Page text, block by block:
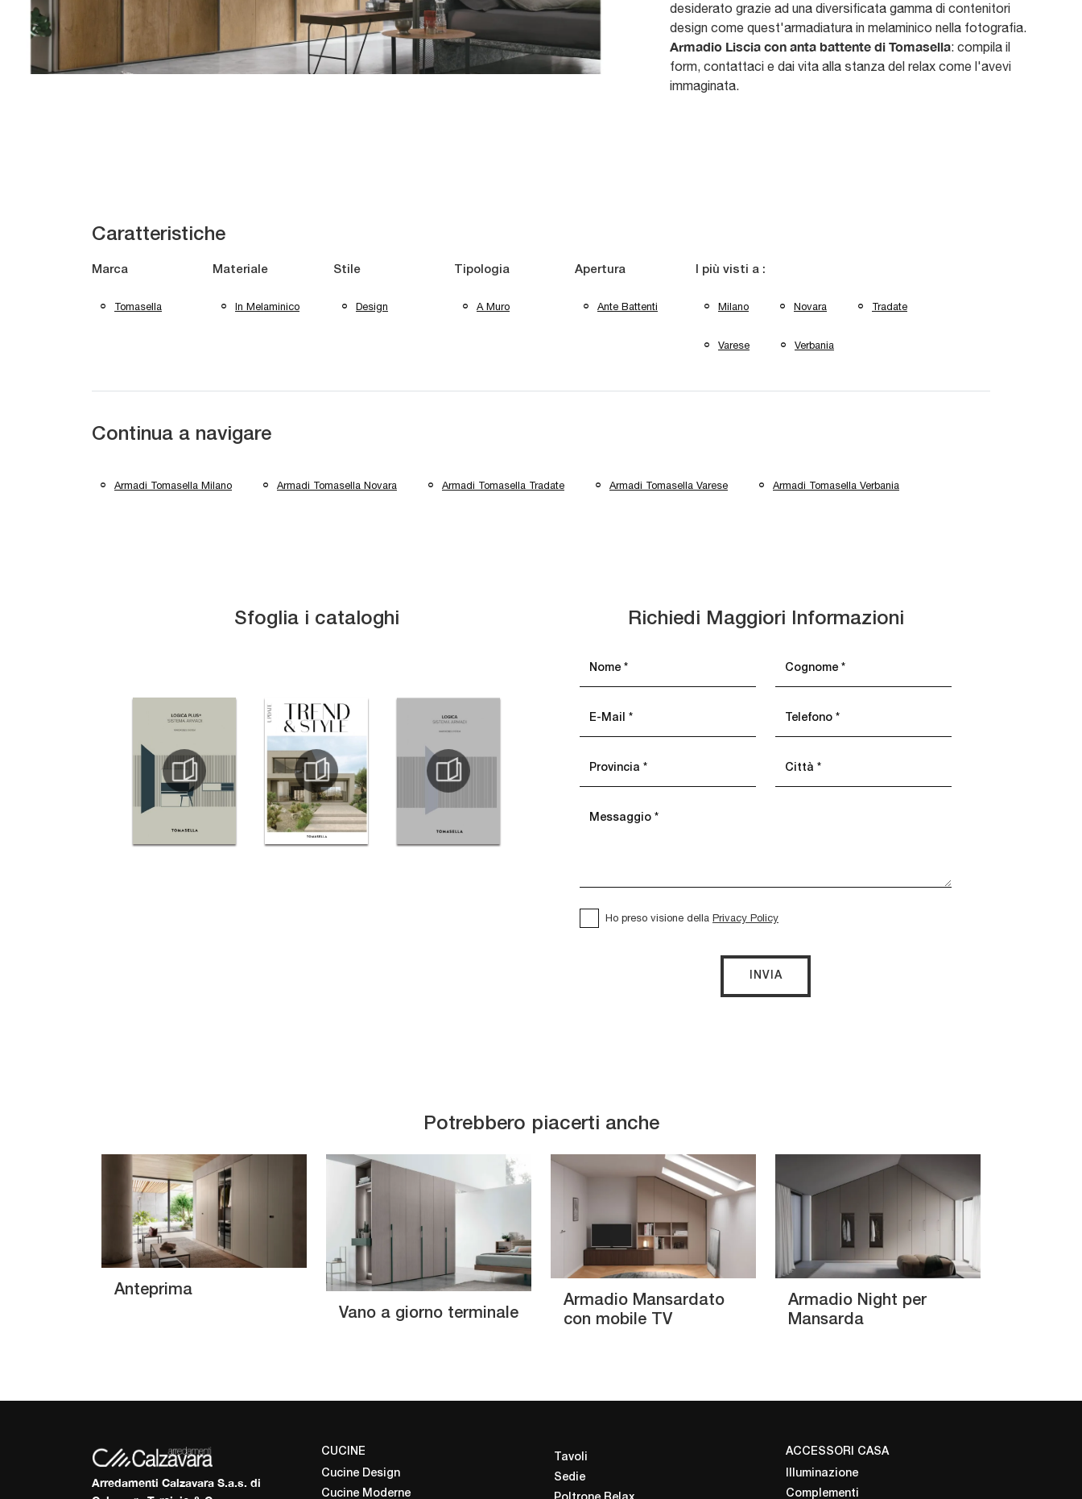
desiderato grazie ad una diversificata gamma di contenitori
design come quest'armadiatura in melaminico nella fotografia.
Armadio Liscia con anta battente di Tomasella: compila il
form, contattaci e dai vita alla stanza del relax come l'avevi
immaginata.
Caratteristiche
Marca
Tomasella
Materiale
In Melaminico
Stile
Design
Tipologia
A Muro
Apertura
Ante Battenti
I più visti a :
Milano Novara Tradate
Varese Verbania
Continua a navigare
Armadi Tomasella Milano Armadi Tomasella Novara Armadi Tomasella Tradate Armadi Tomasella Varese Armadi Tomasella Verbania
Sfoglia i cataloghi Richiedi Maggiori Informazioni
Ho preso visione della Privacy Policy
INVIA
Potrebbero piacerti anche
Anteprima
Vano a giorno terminale
Armadio Mansardato
con mobile TV
Armadio Night per
Mansarda
Arredamenti Calzavara S.a.s. di
CUCINE
Cucine Design
Cucine Moderne
Tavoli
Sedie
ACCESSORI CASA
Illuminazione
Complementi